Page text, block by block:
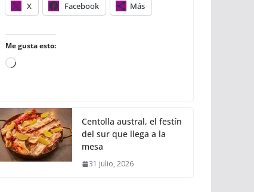
X Facebook Más
Me gusta esto:
C
g
a
n
d
Centolla austral, el festín
del sur que llega a la
mesa
31 julio, 2026